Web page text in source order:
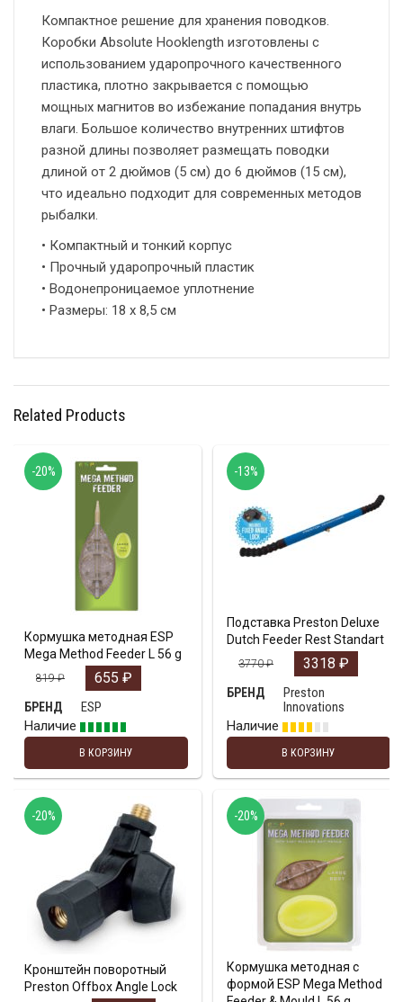
Компактное решение для хранения поводков.
Коробки Absolute Hooklength изготовлены с
использованием ударопрочного качественного
пластика, плотно закрывается с помощью
мощных магнитов во избежание попадания внутрь
влаги. Большое количество внутренних штифтов
разной длины позволяет размещать поводки
длиной от 2 дюймов (5 см) до 6 дюймов (15 см),
что идеально подходит для современных методов
рыбалки.
• Компактный и тонкий корпус
• Прочный ударопрочный пластик
• Водонепроницаемое уплотнение
• Размеры: 18 х 8,5 см
Related Products
Кормушка методная ESP
Mega Method Feeder L 56 g
819₽ 655 ₽
БРЕНД
ESP
Наличие
В КОРЗИНУ
-20%
Подставка Preston Deluxe
Dutch Feeder Rest Standart
3770₽ 3318 ₽
БРЕНД
Preston
Innovations
Наличие
В КОРЗИНУ
-13%
Кронштейн поворотный
Preston Offbox Angle Lock
-20%
Кормушка методная с
формой ESP Mega Method
-20%